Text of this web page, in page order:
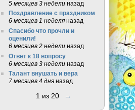
5 месяцев 3 неделиназад
Поздравление с праздником
6 месяцев 1 неделяназад
Спасибо что прочли и
оценили!
6 месяцев 2 неделиназад
Ответ к 18 вопросу
6 месяцев 3 неделиназад
Талант внушать и вера
7 месяцев 4 дняназад
1 из 20 →